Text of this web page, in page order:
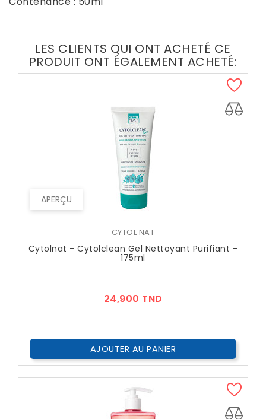
LES CLIENTS QUI ONT ACHETÉ CE
PRODUIT ONT ÉGALEMENT ACHETÉ:
APERÇU
CYTOL NAT
Cytolnat - Cytolclean Gel Nettoyant Purifiant -
175ml
24,900 TND
AJOUTER AU PANIER